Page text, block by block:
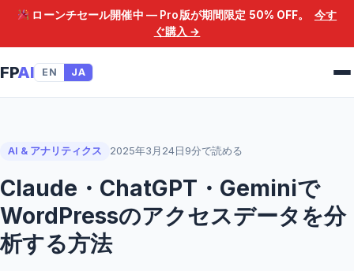
ローンチセール開催中 — Pro版が期間限定 50% OFF。 今す
ぐ購入 →
FPAI EN JA
AI & アナリティクス 2025年3月24日 9分で読める
Claude・ChatGPT・Geminiで
WordPressのアクセスデータを分
析する方法